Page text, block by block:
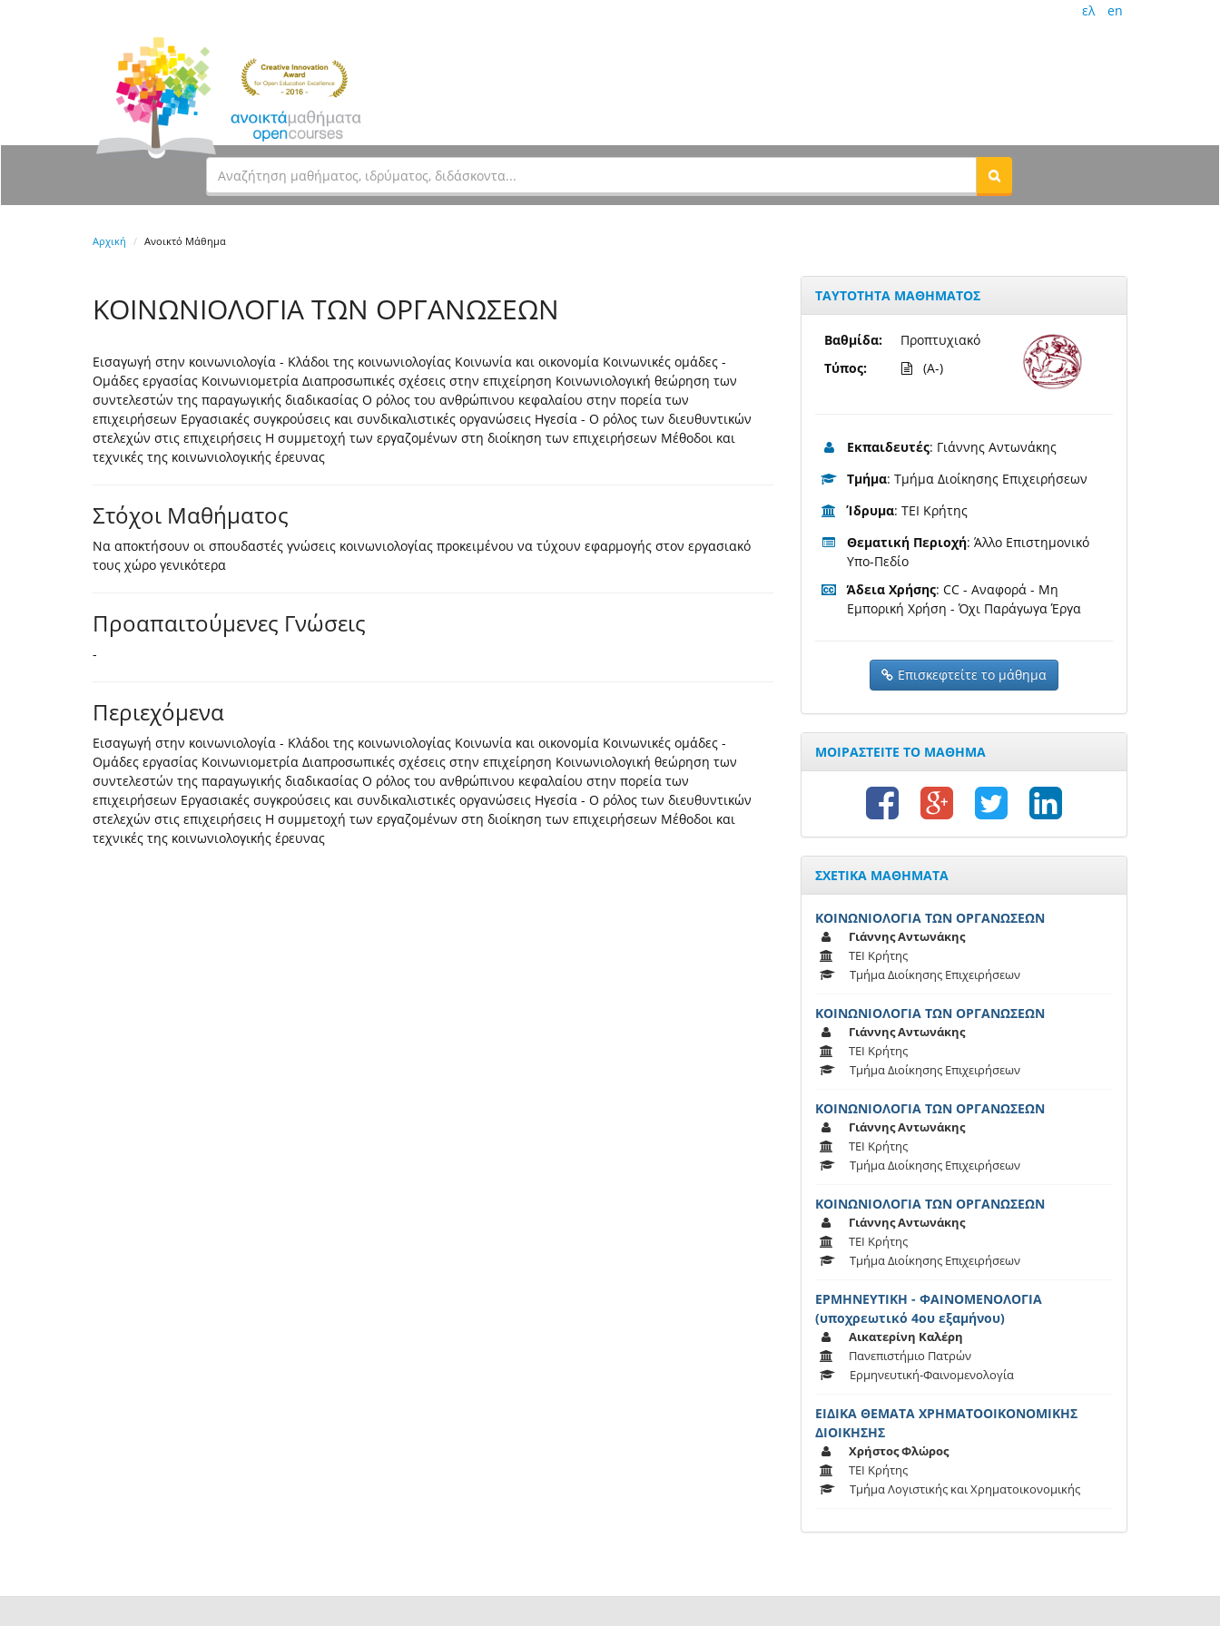
ελ en
Αρχική Ανοικτό Μάθημα
ΚΟΙΝΩΝΙΟΛΟΓΙΑ ΤΩΝ ΟΡΓΑΝΩΣΕΩΝ
Εισαγωγή στην κοινωνιολογία - Κλάδοι της κοινωνιολογίας Κοινωνία και οικονομία Κοινωνικές ομάδες -
Ομάδες εργασίας Κοινωνιομετρία Διαπροσωπικές σχέσεις στην επιχείρηση Κοινωνιολογική θεώρηση των
συντελεστών της παραγωγικής διαδικασίας Ο ρόλος του ανθρώπινου κεφαλαίου στην πορεία των
επιχειρήσεων Εργασιακές συγκρούσεις και συνδικαλιστικές οργανώσεις Ηγεσία - Ο ρόλος των διευθυντικών
στελεχών στις επιχειρήσεις Η συμμετοχή των εργαζομένων στη διοίκηση των επιχειρήσεων Μέθοδοι και
τεχνικές της κοινωνιολογικής έρευνας
Στόχοι Μαθήματος
Να αποκτήσουν οι σπουδαστές γνώσεις κοινωνιολογίας προκειμένου να τύχουν εφαρμογής στον εργασιακό
τους χώρο γενικότερα
Προαπαιτούμενες Γνώσεις
-
Περιεχόμενα
Εισαγωγή στην κοινωνιολογία - Κλάδοι της κοινωνιολογίας Κοινωνία και οικονομία Κοινωνικές ομάδες -
Ομάδες εργασίας Κοινωνιομετρία Διαπροσωπικές σχέσεις στην επιχείρηση Κοινωνιολογική θεώρηση των
συντελεστών της παραγωγικής διαδικασίας Ο ρόλος του ανθρώπινου κεφαλαίου στην πορεία των
επιχειρήσεων Εργασιακές συγκρούσεις και συνδικαλιστικές οργανώσεις Ηγεσία - Ο ρόλος των διευθυντικών
στελεχών στις επιχειρήσεις Η συμμετοχή των εργαζομένων στη διοίκηση των επιχειρήσεων Μέθοδοι και
τεχνικές της κοινωνιολογικής έρευνας
ΤΑΥΤΟΤΗΤΑ ΜΑΘΗΜΑΤΟΣ
Βαθμίδα:
Τύπος:
Προπτυχιακό
(A-)
Εκπαιδευτές: Γιάννης Αντωνάκης
Τμήμα: Τμήμα Διοίκησης Επιχειρήσεων
Ίδρυμα: ΤΕΙ Κρήτης
Θεματική Περιοχή: Άλλο Επιστημονικό
Υπο-Πεδίο
Άδεια Χρήσης: CC - Αναφορά - Μη
Εμπορική Χρήση - Όχι Παράγωγα Έργα
Επισκεφτείτε το μάθημα
ΜΟΙΡΑΣΤΕΙΤΕ ΤΟ ΜΑΘΗΜΑ
ΣΧΕΤΙΚΑ ΜΑΘΗΜΑΤΑ
ΚΟΙΝΩΝΙΟΛΟΓΙΑ ΤΩΝ ΟΡΓΑΝΩΣΕΩΝ
Γιάννης Αντωνάκης
ΤΕΙ Κρήτης
Τμήμα Διοίκησης Επιχειρήσεων
ΚΟΙΝΩΝΙΟΛΟΓΙΑ ΤΩΝ ΟΡΓΑΝΩΣΕΩΝ
Γιάννης Αντωνάκης
ΤΕΙ Κρήτης
Τμήμα Διοίκησης Επιχειρήσεων
ΚΟΙΝΩΝΙΟΛΟΓΙΑ ΤΩΝ ΟΡΓΑΝΩΣΕΩΝ
Γιάννης Αντωνάκης
ΤΕΙ Κρήτης
Τμήμα Διοίκησης Επιχειρήσεων
ΚΟΙΝΩΝΙΟΛΟΓΙΑ ΤΩΝ ΟΡΓΑΝΩΣΕΩΝ
Γιάννης Αντωνάκης
ΤΕΙ Κρήτης
Τμήμα Διοίκησης Επιχειρήσεων
ΕΡΜΗΝΕΥΤΙΚΗ - ΦΑΙΝΟΜΕΝΟΛΟΓΙΑ
(υποχρεωτικό 4ου εξαμήνου)
Αικατερίνη Καλέρη
Πανεπιστήμιο Πατρών
Ερμηνευτική-Φαινομενολογία
ΕΙΔΙΚΑ ΘΕΜΑΤΑ ΧΡΗΜΑΤΟΟΙΚΟΝΟΜΙΚΗΣ
ΔΙΟΙΚΗΣΗΣ
Χρήστος Φλώρος
ΤΕΙ Κρήτης
Τμήμα Λογιστικής και Χρηματοικονομικής